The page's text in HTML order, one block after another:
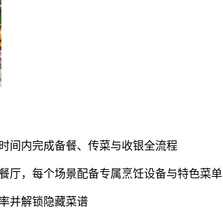
间内完成备餐、传菜与收银全流程
厅，每个场景配备专属烹饪设备与特色菜单
并解锁隐藏菜谱